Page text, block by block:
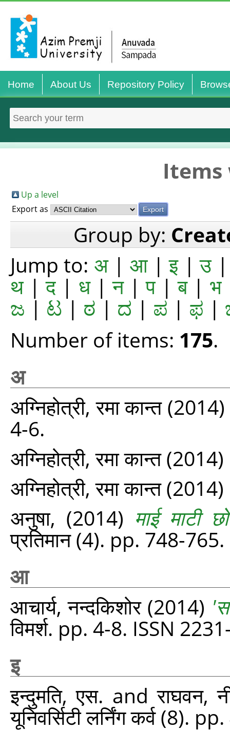
Home About Us Repository Policy
Items
Up a level
Export as
Group by:
Jump to: अ| आ|इ|उ
थ|द | ध|न|प|ब| भ
ಜ | ಟ| ಠ | ದ| ಪ | ಫ |
Number of items: 175.
अ
अग्‍निहोत्री, रमा कान्त(2014)
4-6.
अग्‍निहोत्री, रमा कान्त(2014)
अग्‍निहोत्री, रमा कान्त(2014)
अनुषा, (2014) माई माटी
प्रतिमान (4). pp. 748-765.
आ
आचार्य, नन्दकिशोर(2014)
विमर्श. pp. 4-8. ISSN
इ
इन्दुमति, एस. andराघवन,
यूनिवर्सिटी लर्निंग कर्व (8).